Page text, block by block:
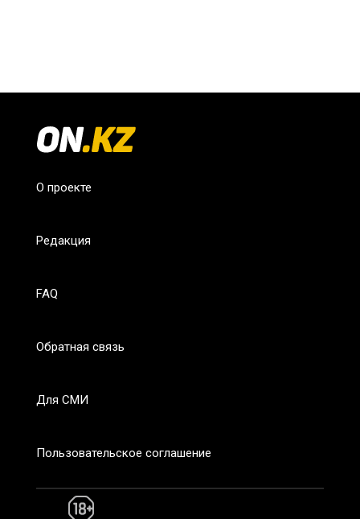
О проекте
Редакция
FAQ
Обратная связь
Для СМИ
Пользовательское соглашение